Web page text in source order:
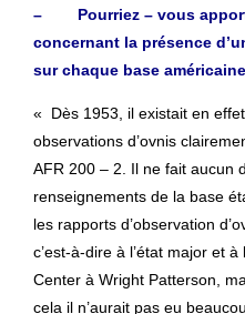
– Pourriez – vous
concernant la présence
sur chaque base
« Dès 1953, il existait en
observations d’ovnis
AFR 200 – 2. Il ne fait aucun
renseignements de la base
les rapports d’observation
c’est-à-dire à l’état major et
Center à Wright Patterson,
cela il n’aurait pas eu